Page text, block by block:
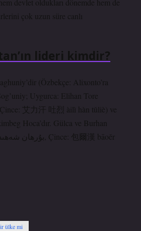
devlet oldukları dönemde hem de
çok uzun süre canlı
lideri kimdir?
(Özbekçe: Alixonto’ra
Uygurca: Elihan Tore
艾力汗 吐烈 àilì hàn tǔliè) ve
Hoca’dır. Gülca ve Burhan
ülke mi